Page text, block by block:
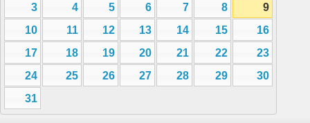
3
4 5 6 7 8
9
10
11 12 13 14 15
16
17
18 19 20 21 22
23
24
25 26 27 28 29
30
31